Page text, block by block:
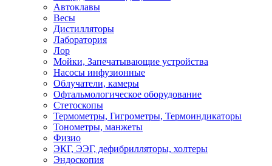
Автоклавы
Весы
Дистилляторы
Лаборатория
Лор
Мойки, Запечатывающие устройства
Насосы инфузионные
Облучатели, камеры
Офтальмологическое оборудование
Стетоскопы
Термометры, Гигрометры, Термоиндикаторы
Тонометры, манжеты
Физио
ЭКГ, ЭЭГ, дефибрилляторы, холтеры
Эндоскопия